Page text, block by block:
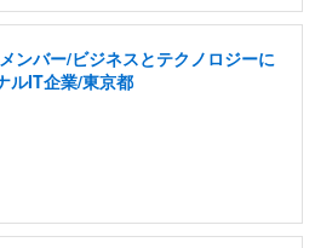
ンバー/ビジネスとテクノロジーに
ルIT企業/東京都